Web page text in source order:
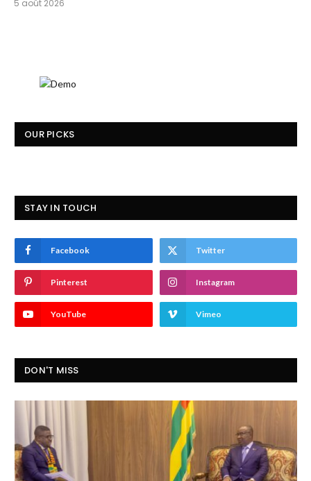
5 août 2026
OUR PICKS
STAY IN TOUCH
Facebook Twitter
Pinterest Instagram
YouTube Vimeo
DON'T MISS